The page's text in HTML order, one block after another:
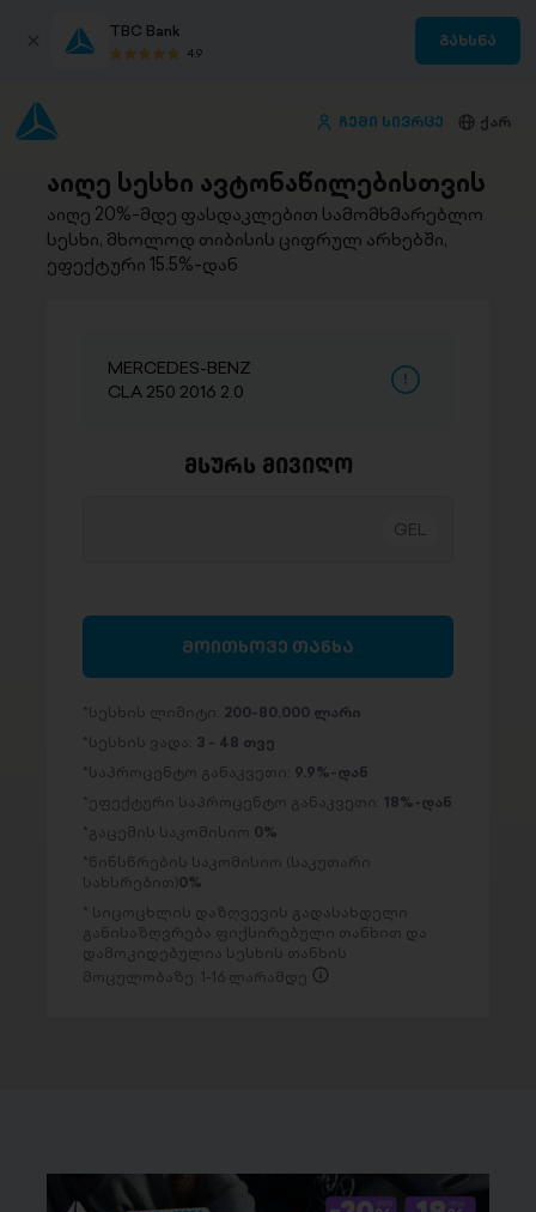
TBC Bank
4.9
გახსნა
ჩემი სივრცე ქარ
აიღე სესხი ავტონაწილებისთვის
აიღე 20%-მდე ფასდაკლებით სამომხმარებლო
სესხი, მხოლოდ თიბისის ციფრულ არხებში,
ეფექტური 15.5%-დან
MERCEDES-BENZ
CLA 250 2016 2.0
მსურს მივიღო
მოითხოვე თანხა
სესხის ლიმიტი: 200-80,000 ლარი
სესხის ვადა: 3 - 48 თვე
საპროცენტო განაკვეთი: 9.9%-დან
ეფექტური საპროცენტო განაკვეთი: 18%-დან
გაცემის საკომისიო 0%
წინსწრების საკომისიო (საკუთარი
სახსრებით)0%
სიცოცხლის დაზღვევის გადასახდელი
განისაზღვრება ფიქსირებული თანხით და
დამოკიდებულია სესხის თანხის
მოცულობაზე: 1-16 ლარამდე